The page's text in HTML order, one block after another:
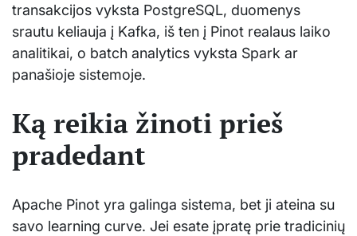
transakcijos vyksta PostgreSQL, duomenys
srautu keliauja į Kafka, iš ten į Pinot realaus laiko
analitikai, o batch analytics vyksta Spark ar
panašioje sistemoje.
Ką reikia žinoti prieš
pradedant
Apache Pinot yra galinga sistema, bet ji ateina su
savo learning curve. Jei esate įpratę prie tradicinių